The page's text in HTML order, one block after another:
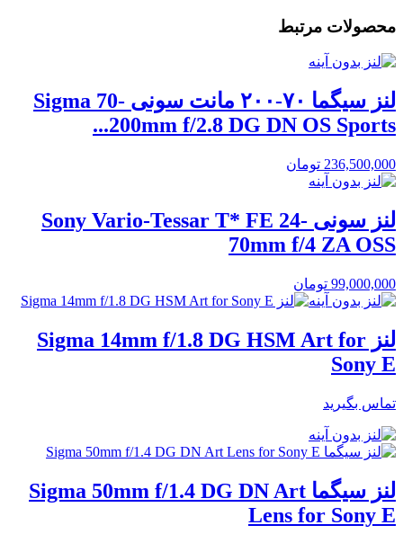
محصولات مرتبط
لنز سیگما ۷۰-۲۰۰ مانت سونی Sigma 70-
200mm f/2.8 DG DN OS Sports...
236,500,000 تومان
لنز سونی Sony Vario-Tessar T* FE 24-
70mm f/4 ZA OSS
99,000,000 تومان
لنز Sigma 14mm f/1.8 DG HSM Art for
Sony E
تماس بگیرید
لنز سیگما Sigma 50mm f/1.4 DG DN Art
Lens for Sony E